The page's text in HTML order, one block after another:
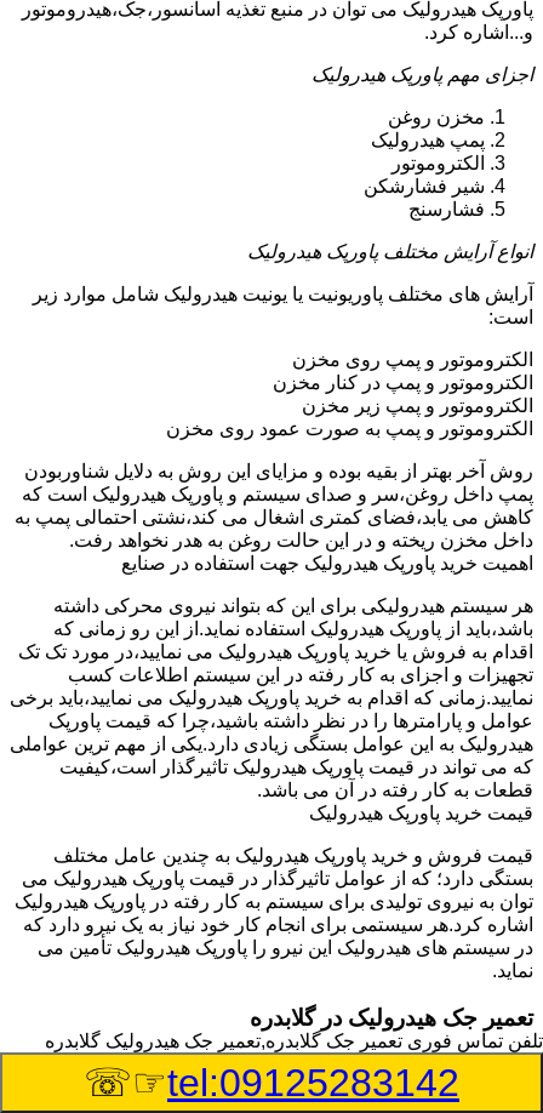
پاورپک هیدرولیک می توان در منبع تغذیه آسانسور،جک،هیدروموتور
و...اشاره کرد.
اجزای مهم پاورپک هیدرولیک
مخزن روغن
پمپ هیدرولیک
الکتروموتور
شیر فشارشکن
فشارسنج
انواع آرایش مختلف پاورپک هیدرولیک
آرایش های مختلف پاوریونیت یا یونیت هیدرولیک شامل موارد زیر
است:
الکتروموتور و پمپ روی مخزن
الکتروموتور و پمپ در کنار مخزن
الکتروموتور و پمپ زیر مخزن
الکتروموتور و پمپ به صورت عمود روی مخزن
روش آخر بهتر از بقیه بوده و مزایای این روش به دلایل شناوربودن
پمپ داخل روغن،سر و صدای سیستم و پاورپک هیدرولیک است که
کاهش می یابد،فضای کمتری اشغال می کند،نشتی احتمالی پمپ به
داخل مخزن ریخته و در این حالت روغن به هدر نخواهد رفت.
اهمیت خرید پاورپک هیدرولیک جهت استفاده در صنایع
هر سیستم هیدرولیکی برای این که بتواند نیروی محرکی داشته
باشد،باید از پاورپک هیدرولیک استفاده نماید.از این رو زمانی که
اقدام به فروش یا خرید پاورپک هیدرولیک می نمایید،در مورد تک تک
تجهیزات و اجزای به کار رفته در این سیستم اطلاعات کسب
نمایید.زمانی که اقدام به خرید پاورپک هیدرولیک می نمایید،باید برخی
عوامل و پارامترها را در نظر داشته باشید،چرا که قیمت پاورپک
هیدرولیک به این عوامل بستگی زیادی دارد.یکی از مهم ترین عواملی
که می تواند در قیمت پاورپک هیدرولیک تاثیرگذار است،کیفیت
قطعات به کار رفته در آن می باشد.
قیمت خرید پاورپک هیدرولیک
قیمت فروش و خرید پاورپک هیدرولیک به چندین عامل مختلف
بستگی دارد؛ که از عوامل تاثیرگذار در قیمت پاورپک هیدرولیک می
توان به نیروی تولیدی برای سیستم به کار رفته در پاورپک هیدرولیک
اشاره کرد.هر سیستمی برای انجام کار خود نیاز به یک نیرو دارد که
در سیستم های هیدرولیک این نیرو را پاورپک هیدرولیک تأمین می
نماید.
تعمیر جک هیدرولیک در گلابدره
وسیله‎ای که با عملکرد خود موجب بلند شدن اهرم و یا وزن سنگین
در یک قسمت می گردد را جک هیدرولیک می نامند.جک هیدرولیک
تلفن تماس فوری تعمیر جک گلابدره,تعمیر جک هیدرولیک گلابدره
tel:09125283142
☞☏